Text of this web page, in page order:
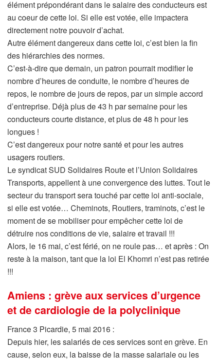
élément prépondérant dans le salaire des conducteurs est
au coeur de cette loi. Si elle est votée, elle impactera
directement notre pouvoir d’achat.
Autre élément dangereux dans cette loi, c’est bien la fin
des hiérarchies des normes.
C’est-à-dire que demain, un patron pourrait modifier le
nombre d’heures de conduite, le nombre d’heures de
repos, le nombre de jours de repos, par un simple accord
d’entreprise. Déjà plus de 43 h par semaine pour les
conducteurs courte distance, et plus de 48 h pour les
longues !
C’est dangereux pour notre santé et pour les autres
usagers routiers.
Le syndicat SUD Solidaires Route et l’Union Solidaires
Transports, appellent à une convergence des luttes. Tout le
secteur du transport sera touché par cette loi anti-sociale,
si elle est votée… Cheminots, Routiers, traminots, c’est le
moment de se mobiliser pour empêcher cette loi de
détruire nos conditions de vie, salaire et travail !!!
Alors, le 16 mai, c’est férié, on ne roule pas… et après : On
reste à la maison, tant que la loi El Khomri n’est pas retirée
!!!
Amiens : grève aux services d’urgence
et de cardiologie de la polyclinique
France 3 Picardie, 5 mai 2016 :
Depuis hier, les salariés de ces services sont en grève. En
cause, selon eux, la baisse de la masse salariale ou les